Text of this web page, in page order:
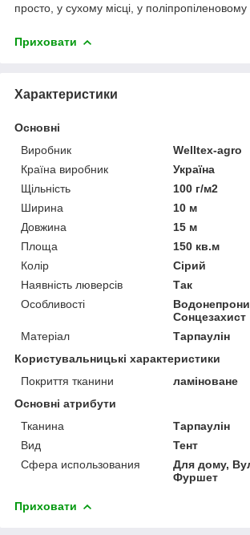
просто, у сухому місці, у поліпропіленовому
Приховати
Характеристики
Основні
Виробник
Welltex-agro
Країна виробник
Україна
Щільність
100 г/м2
Ширина
10 м
Довжина
15 м
Площа
150 кв.м
Колір
Сірий
Наявність люверсів
Так
Особливості
Сонцезахист
Матеріал
Тарпаулін
Користувальницькі характеристики
Покриття тканини
ламіноване
Основні атрибути
Тканина
Тарпаулін
Вид
Тент
Сфера использования
Для дому,
Фуршет
Приховати